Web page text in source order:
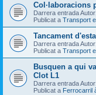
Col·laboracions
Darrera entrada Autor:
Publicat a Transport
Tancament
Darrera entrada Autor:
Publicat a Transport
Busquen a qui
Clot L1
Darrera entrada Autor:
Publicat a Ferrocarril